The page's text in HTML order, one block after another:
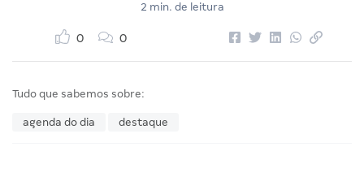
2 min. de leitura
0 0
Tudo que sabemos sobre:
agenda do dia destaque